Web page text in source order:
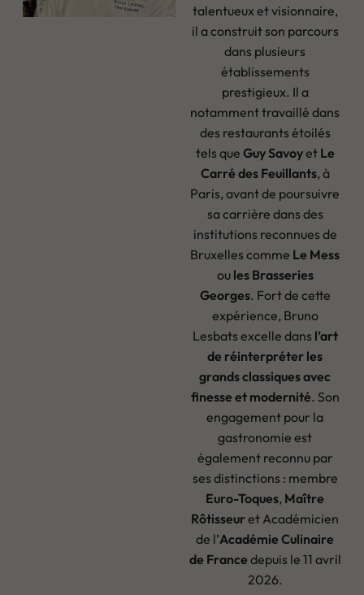
talentueux et visionnaire,
il a construit son parcours
dans plusieurs
établissements
prestigieux. Il a
notamment travaillé dans
des restaurants étoilés
tels que Guy Savoyet Le
Carré des Feuillants, à
Paris, avant de poursuivre
sa carrière dans des
institutions reconnues de
Bruxelles comme Le Mess
ou les Brasseries
Georges. Fort de cette
expérience, Bruno
Lesbats excelle dans l’art
de réinterpréter les
grands classiques avec
finesse et modernité. Son
engagement pour la
gastronomie est
également reconnu par
ses distinctions : membre
Euro-Toques, Maître
Rôtisseuret Académicien
de l’Académie Culinaire
de France depuis le 11 avril
2026.